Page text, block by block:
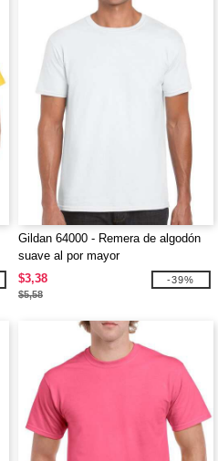
Gildan 64000 - Remera de algodón
suave al por mayor
$3,38
$5,58
-39%